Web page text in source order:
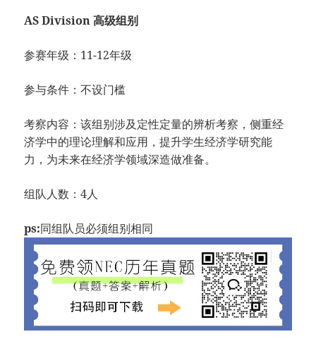
AS Division 高级组别
参赛年级：11-12年级
参与条件：不设门槛
考察内容：该组别涉及定性定量的辨析考察，侧重经
济学中的理论理解和应用，提升学生经济学研究能
力，为未来在经济学领域深造做准备。
组队人数：4人
ps:同组队员必须组别相同